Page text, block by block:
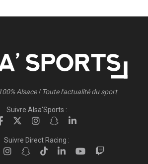
Alsace ! Toute l'actualité du sport
Suivre Alsa'Sports :
Suivre Direct Racing :